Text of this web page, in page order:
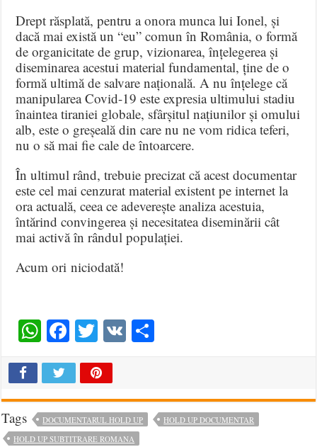
Drept răsplată, pentru a onora munca lui Ionel, și
dacă mai există un “eu” comun în România, o formă
de organicitate de grup, vizionarea, înțelegerea și
diseminarea acestui material fundamental, ține de o
formă ultimă de salvare națională. A nu înțelege că
manipularea Covid-19 este expresia ultimului stadiu
înaintea tiraniei globale, sfârșitul națiunilor și omului
alb, este o greșeală din care nu ne vom ridica teferi,
nu o să mai fie cale de întoarcere.
În ultimul rând, trebuie precizat că acest documentar
este cel mai cenzurat material existent pe internet la
ora actuală, ceea ce adeverește analiza acestuia,
întărind convingerea și necesitatea diseminării cât
mai activă în rândul populației.
Acum ori niciodată!
WhatsApp
Facebook
Twitter
VK
Tags DOCUMENTARUL HOLD UP
HOLD UP DOCUMENTAR
HOLD UP SUBTITRARE ROMANA